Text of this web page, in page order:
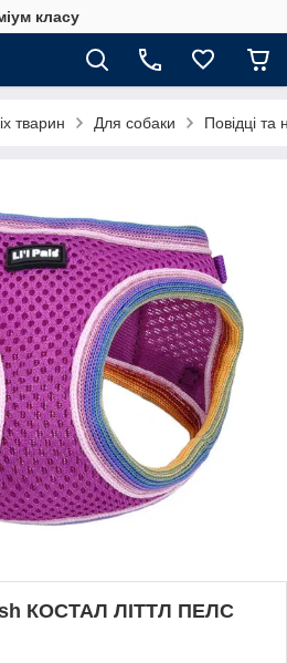
класу
тварин Для собаки Повідці
КОСТАЛ ЛІТТЛ ПЕЛС